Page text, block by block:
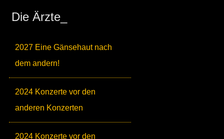
Die Ärzte_
2027 Eine Gänsehaut nach
dem andern!
2024 Konzerte vor den
anderen Konzerten
2024 Konzerte vor den